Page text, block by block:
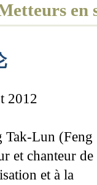
en
2012
Tak-Lun (Feng
et chanteur de
et à la